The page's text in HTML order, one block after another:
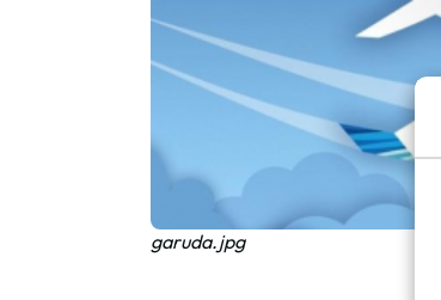
garuda.jpg